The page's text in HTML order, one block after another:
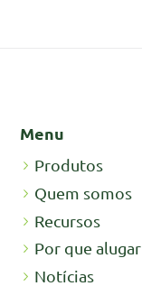
Menu
Produtos
Quem somos
Recursos
Por que alugar
Notícias